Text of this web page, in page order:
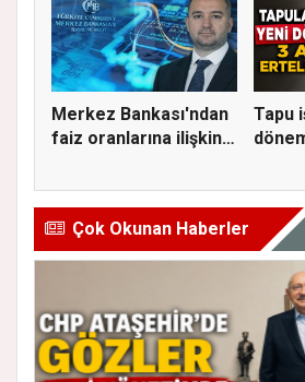
Merkez Bankası'ndan
faiz oranlarına ilişkin
Tapu
Çok Okunan Haberler